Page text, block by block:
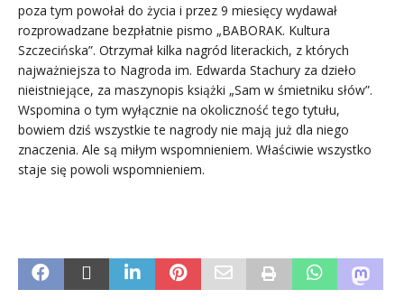
poza tym powołał do życia i przez 9 miesięcy wydawał
rozprowadzane bezpłatnie pismo „BABORAK. Kultura
Szczecińska”. Otrzymał kilka nagród literackich, z których
najważniejsza to Nagroda im. Edwarda Stachury za dzieło
nieistniejące, za maszynopis książki „Sam w śmietniku słów”.
Wspomina o tym wyłącznie na okoliczność tego tytułu,
bowiem dziś wszystkie te nagrody nie mają już dla niego
znaczenia. Ale są miłym wspomnieniem. Właściwie wszystko
staje się powoli wspomnieniem.